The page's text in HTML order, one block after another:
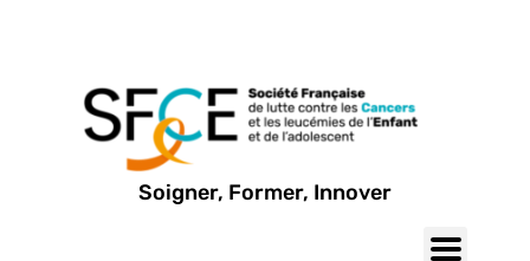
Soigner, Former, Innover